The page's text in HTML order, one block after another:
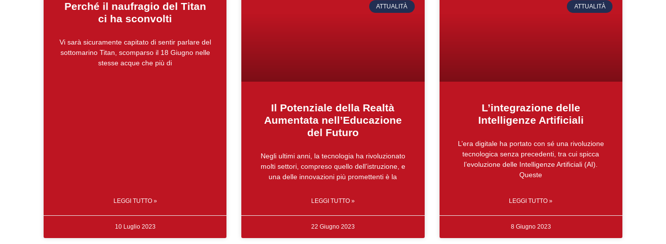
Perché il naufragio del Titan
ci ha sconvolti
Vi sarà sicuramente capitato di sentir parlare del
sottomarino Titan, scomparso il 18 Giugno nelle
stesse acque che più di
LEGGI TUTTO »
10 Luglio 2023
ATTUALITÀ
Il Potenziale della Realtà
Aumentata nell’Educazione
del Futuro
Negli ultimi anni, la tecnologia ha rivoluzionato
molti settori, compreso quello dell’istruzione, e
una delle innovazioni più promettenti è la
LEGGI TUTTO »
22 Giugno 2023
ATTUALITÀ
L’integrazione delle
Intelligenze Artificiali
L’era digitale ha portato con sé una rivoluzione
tecnologica senza precedenti, tra cui spicca
l’evoluzione delle Intelligenze Artificiali (AI).
Queste
LEGGI TUTTO »
8 Giugno 2023